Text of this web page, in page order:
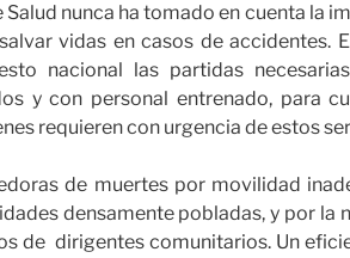
Salud nunca ha tomado en cuenta la
vidas en casos de accidentes.
nacional las partidas
y con personal entrenado, para
requieren con urgencia de estos
de muertes por movilidad
densamente pobladas, y por la
de dirigentes comunitarios. Un